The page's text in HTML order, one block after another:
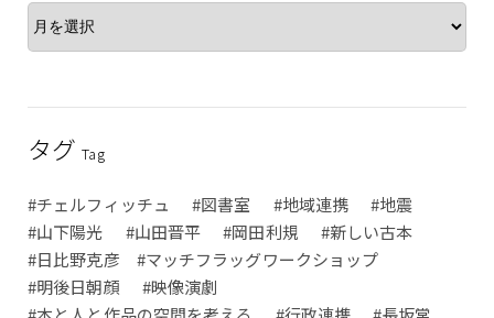
タグTag
#チェルフィッチュ #図書室 #地域連携
#地震
#山下陽光
#山田晋平 #岡田利規
#新しい古本
#日比野克彦 #マッチフラッグワークショップ
#明後日朝顔
#映像演劇